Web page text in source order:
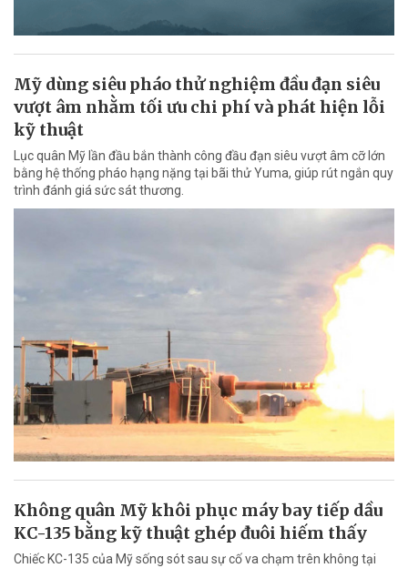
Mỹ dùng siêu pháo thử nghiệm đầu đạn siêu
vượt âm nhằm tối ưu chi phí và phát hiện lỗi
kỹ thuật
Lục quân Mỹ lần đầu bắn thành công đầu đạn siêu vượt âm cỡ lớn
bằng hệ thống pháo hạng nặng tại bãi thử Yuma, giúp rút ngắn quy
trình đánh giá sức sát thương.
Không quân Mỹ khôi phục máy bay tiếp dầu
KC-135 bằng kỹ thuật ghép đuôi hiếm thấy
Chiếc KC-135 của Mỹ sống sót sau sự cố va chạm trên không tại